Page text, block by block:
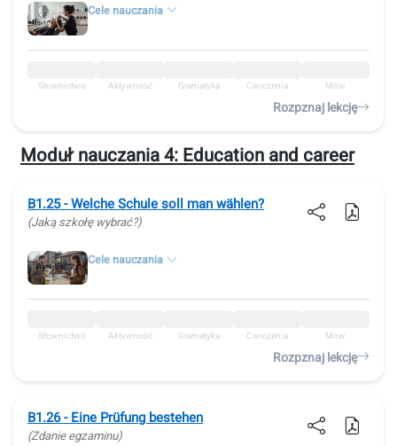
Cele nauczania
Słownictwo Aktywność Gramatyka Ćwiczenia Mów
Rozpznaj lekcję
Moduł nauczania 4:Education and career
B1.25 - Welche Schule soll man wählen?
(Jaką szkołę wybrać?)
Cele nauczania
Słownictwo Aktywność Gramatyka Ćwiczenia Mów
Rozpznaj lekcję
B1.26 - Eine Prüfung bestehen
(Zdanie egzaminu)